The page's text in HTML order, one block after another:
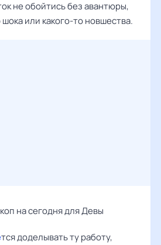
не обойтись без авантюры,
или какого-то новшества.
на сегодня для Девы
тся доделывать ту работу,